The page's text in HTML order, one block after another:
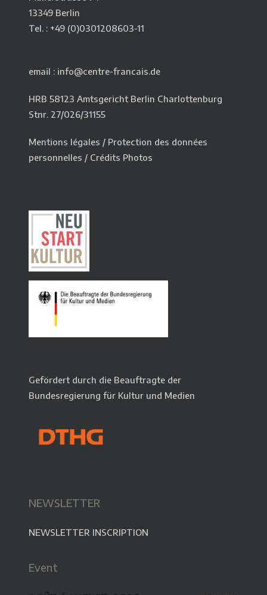
13349 Berlin
Tel. : +49 (0)0301208603-11
email : info@centre-francais.de
HRB 58123 Amtsgericht Berlin Charlottenburg
Stnr. 27/026/31155
Mentions légales / Protection des données
personnelles / Crédits Photos
Gefördert durch die Beauftragte der
Bundesregierung für Kultur und Medien
NEWSLETTER
NEWSLETTER INSCRIPTION
Event